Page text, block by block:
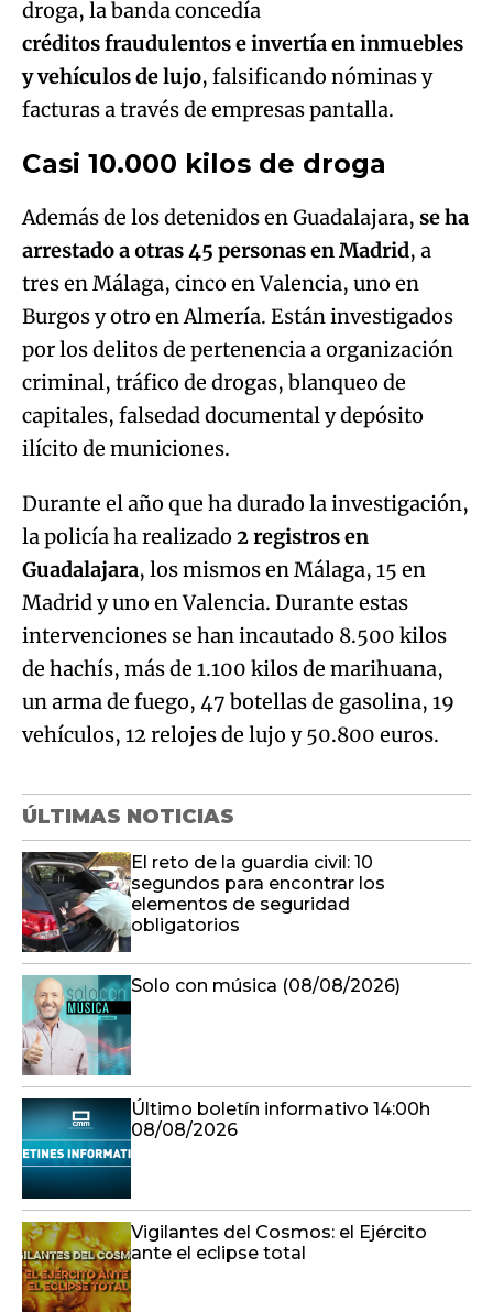
droga, la banda concedía
créditos fraudulentos e invertía en inmuebles
y vehículos de lujo, falsificando nóminas y
facturas a través de empresas pantalla.
Casi 10.000 kilos de droga
Además de los detenidos en Guadalajara, se ha
arrestado a otras 45 personas en Madrid, a
tres en Málaga, cinco en Valencia, uno en
Burgos y otro en Almería. Están investigados
por los delitos de pertenencia a organización
criminal, tráfico de drogas, blanqueo de
capitales, falsedad documental y depósito
ilícito de municiones.
Durante el año que ha durado la investigación,
la policía ha realizado 2 registros en
Guadalajara, los mismos en Málaga, 15 en
Madrid y uno en Valencia. Durante estas
intervenciones se han incautado 8.500 kilos
de hachís, más de 1.100 kilos de marihuana,
un arma de fuego, 47 botellas de gasolina, 19
vehículos, 12 relojes de lujo y 50.800 euros.
ÚLTIMAS NOTICIAS
El reto de la guardia civil: 10
segundos para encontrar los
elementos de seguridad
obligatorios
Solo con música (08/08/2026)
Último boletín informativo 14:00h
08/08/2026
Vigilantes del Cosmos: el Ejército
ante el eclipse total